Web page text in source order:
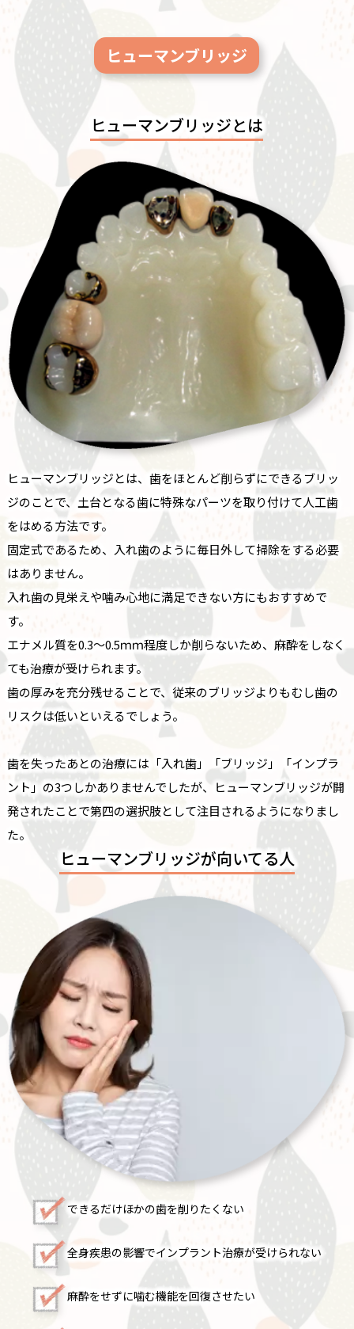
ヒューマンブリッジ
ヒューマンブリッジとは
ヒューマンブリッジとは、歯をほとんど削らずにできるブリッ
ジのことで、土台となる歯に特殊なパーツを取り付けて人工歯
をはめる方法です。
固定式であるため、入れ歯のように毎日外して掃除をする必要
はありません。
入れ歯の見栄えや噛み心地に満足できない方にもおすすめで
す。
エナメル質を0.3～0.5ｍｍ程度しか削らないため、麻酔をしなく
ても治療が受けられます。
歯の厚みを充分残せることで、従来のブリッジよりもむし歯の
リスクは低いといえるでしょう。
歯を失ったあとの治療には「入れ歯」「ブリッジ」「インプラ
ント」の3つしかありませんでしたが、ヒューマンブリッジが開
発されたことで第四の選択肢として注目されるようになりまし
た。
ヒューマンブリッジが向いてる人
できるだけほかの歯を削りたくない
全身疾患の影響でインプラント治療が受けられない
麻酔をせずに噛む機能を回復させたい